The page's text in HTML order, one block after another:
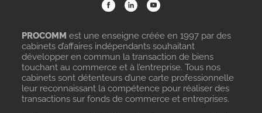
PROCOMM est une enseigne créée en 1997 par des
cabinets d’affaires indépendants souhaitant
développer en commun la transaction de biens
touchant au commerce et à l’entreprise. Tous nos
cabinets sont détenteurs d’une carte professionnelle
leur reconnaissant la compétence pour réaliser des
transactions sur fonds de commerce et entreprises.